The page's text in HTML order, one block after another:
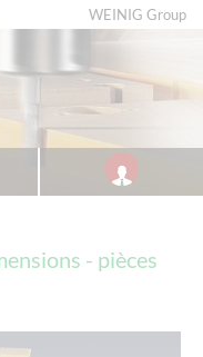
WEINIG Group
- pièces